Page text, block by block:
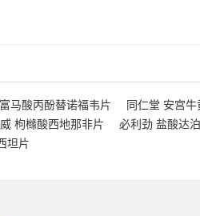
马酸丙酚替诺福韦片 同仁堂 安宫牛
枸橼酸西地那非片 必利劲 盐酸达
坦片